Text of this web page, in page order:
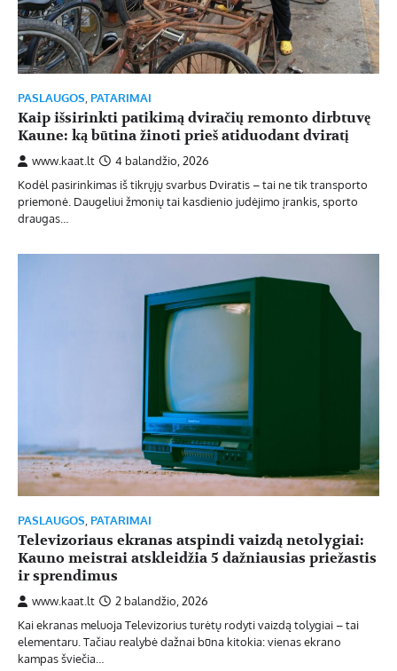
PASLAUGOS, PATARIMAI
Kaip išsirinkti patikimą dviračių remonto dirbtuvę
Kaune: ką būtina žinoti prieš atiduodant dviratį
www.kaat.lt
4 balandžio, 2026
Kodėl pasirinkimas iš tikrųjų svarbus Dviratis – tai ne tik transporto
priemonė. Daugeliui žmonių tai kasdienio judėjimo įrankis, sporto
draugas…
PASLAUGOS PATARIMAI
Televizoriaus ekranas atspindi vaizdą netolygiai:
Kauno meistrai atskleidžia 5 dažniausias priežastis
ir sprendimus
www.kaat.lt
2 balandžio, 2026
Kai ekranas meluoja Televizorius turėtų rodyti vaizdą tolygiai – tai
elementaru. Tačiau realybė dažnai būna kitokia: vienas ekrano
kampas šviečia…